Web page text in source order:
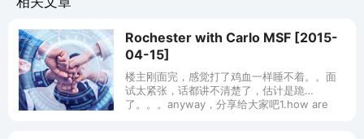
Rochester with Carlo MSF [2015-
04-15]
楼主刚面完，感觉打了鸡血一样睡不着。。面
试太紧张，话都讲不清楚了，估计是跪
了。。。anyway，分享给大家吧1.how are